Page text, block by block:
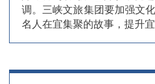
调。三峡文旅集团要加强文
名人在宜集聚的故事，提升